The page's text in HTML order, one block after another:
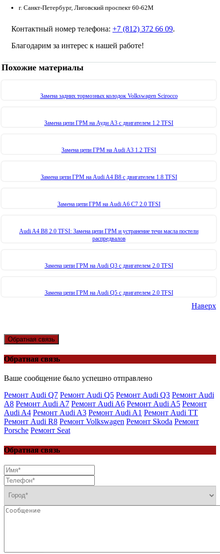
г. Санкт-Петербург, Лиговский проспект 60-62М
Контактный номер телефона: +7 (812) 372 66 09.
Благодарим за интерес к нашей работе!
Похожие материалы
Замена задних тормозных колодок Volkswagen Scirocco
Замена цепи ГРМ на Ауди А3 с двигателем 1.2 TFSI
Замена цепи ГРМ на Audi A3 1.2 TFSI
Замена цепи ГРМ на Audi A4 B8 с двигателем 1.8 TFSI
Замена цепи ГРМ на Audi A6 C7 2.0 TFSI
Audi A4 B8 2.0 TFSI: Замена цепи ГРМ и устранение течи масла постели
распредвалов
Замена цепи ГРМ на Audi Q3 с двигателем 2.0 TFSI
Замена цепи ГРМ на Audi Q5 с двигателем 2.0 TFSI
Наверх
Обратная связь
Обратная связь
Ваше сообщение было успешно отправлено
Ремонт Audi Q7 Ремонт Audi Q5 Ремонт Audi Q3 Ремонт Audi
A8 Ремонт Audi A7 Ремонт Audi A6 Ремонт Audi A5 Ремонт
Audi A4 Ремонт Audi A3 Ремонт Audi A1 Ремонт Audi TT
Ремонт Audi R8 Ремонт Volkswagen Ремонт Skoda Ремонт
Porsche Ремонт Seat
Обратная связь